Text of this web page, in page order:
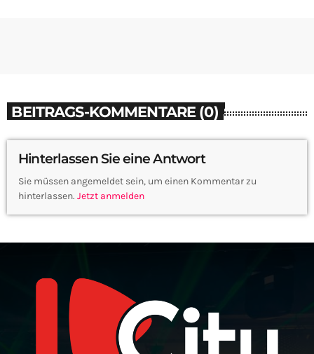
BEITRAGS-KOMMENTARE (0)
Hinterlassen Sie eine Antwort
Sie müssen angemeldet sein, um einen Kommentar zu
hinterlassen. Jetzt anmelden